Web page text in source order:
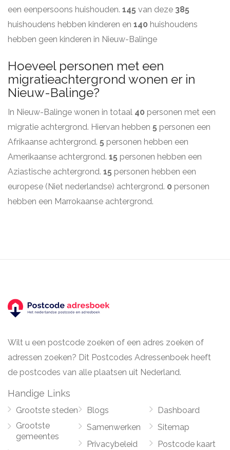
een eenpersoons huishouden. 145 van deze 385
huishoudens hebben kinderen en 140 huishoudens
hebben geen kinderen in Nieuw-Balinge
Hoeveel personen met een
migratieachtergrond wonen er in
Nieuw-Balinge?
In Nieuw-Balinge wonen in totaal 40 personen met een
migratie achtergrond. Hiervan hebben 5 personen een
Afrikaanse achtergrond. 5 personen hebben een
Amerikaanse achtergrond. 15 personen hebben een
Aziastische achtergrond. 15 personen hebben een
europese (Niet nederlandse) achtergrond. 0 personen
hebben een Marrokaanse achtergrond.
Wilt u een postcode zoeken of een adres zoeken of
adressen zoeken? Dit Postcodes Adressenboek heeft
de postcodes van alle plaatsen uit Nederland.
Handige Links
Grootste steden
Grootste
gemeentes
Blogs
Samenwerken
Privacybeleid
Dashboard
Sitemap
Postcode kaart